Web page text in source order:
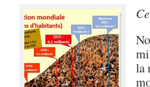
la